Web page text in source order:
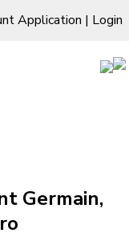
Application | Login
Germain,